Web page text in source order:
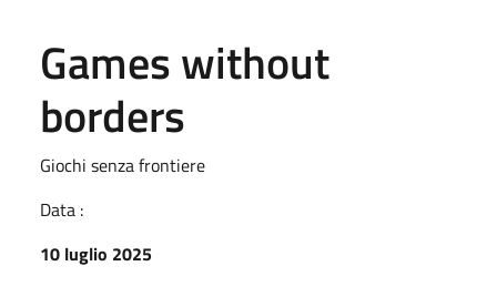
Games without
borders
Giochi senza frontiere
Data :
10 luglio 2025